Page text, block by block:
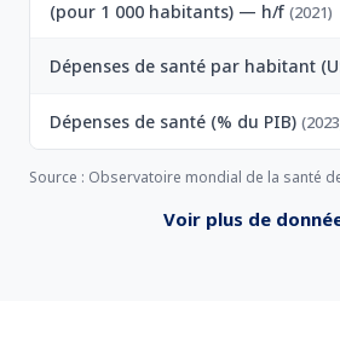
(pour 1 000 habitants) — h/f (2021)
Dépenses de santé par habitant
Dépenses de santé (% du PIB)
Source : Observatoire mondial de la santé
Voir plus de